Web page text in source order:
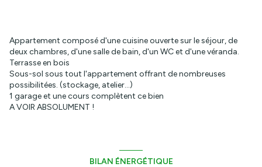
Appartement composé d'une cuisine ouverte sur le séjour, de
deux chambres, d'une salle de bain, d'un WC et d'une véranda.
Terrasse en bois
Sous-sol sous tout l'appartement offrant de nombreuses
possibilitées. (stockage, atelier...)
1 garage et une cours complètent ce bien
A VOIR ABSOLUMENT !
BILAN ÉNERGÉTIQUE